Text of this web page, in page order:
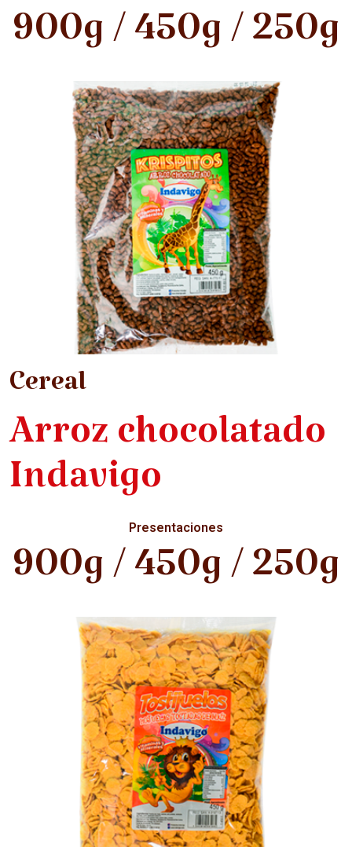
900g / 450g / 250g
Cereal
Arroz chocolatado
Indavigo
Presentaciones
900g / 450g / 250g